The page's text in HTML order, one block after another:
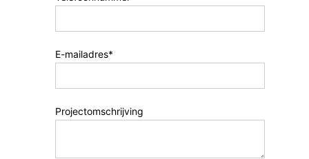
E-mailadres*
Projectomschrijving